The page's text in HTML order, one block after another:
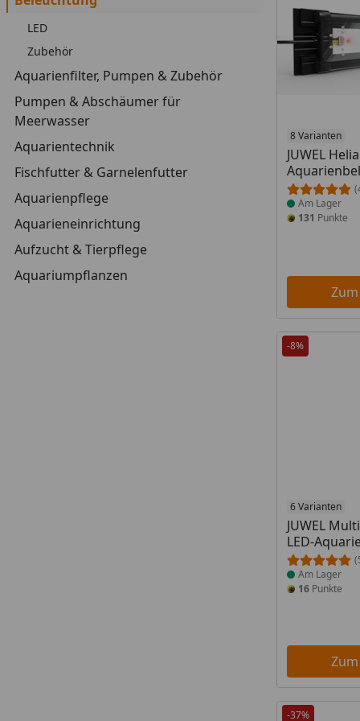
LED
Zubehör
Aquarienfilter, Pumpen & Zubehör
Pumpen & Abschäumer für
Meerwasser
Aquarientechnik
Fischfutter & Garnelenfutter
Aquarienpflege
Aquarieneinrichtung
Aufzucht & Tierpflege
Aquariumpflanzen
8 Varianten
JUWEL
Produkt am
Am Lager
131 Punkte
-8%
6 Varianten
JUWEL
LED-
Produkt am
Am Lager
16 Punkte
-37%